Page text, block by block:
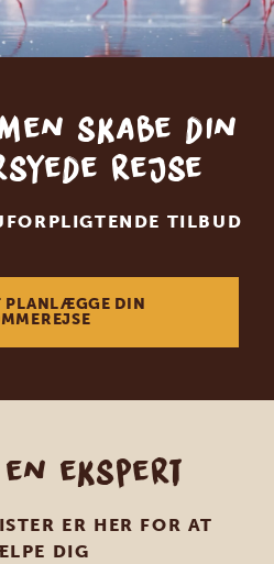
skabe din
rejse
TILBUD
PLANLÆGGE DIN
ekspert
ER HER FOR AT
DIG